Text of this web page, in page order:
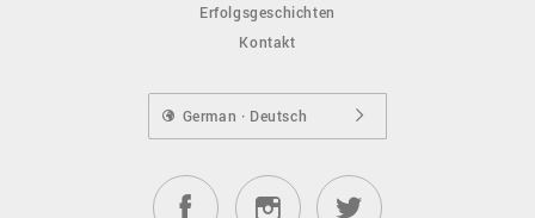
Erfolgsgeschichten
Kontakt
German · Deutsch